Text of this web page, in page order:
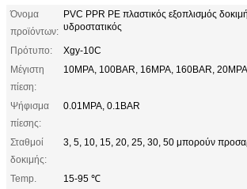
Όνομα
προϊόντων:
PVC PPR PE πλαστικός εξοπλισμός
υδροστατικός
Πρότυπο:
Xgy-10C
Μέγιστη
πίεση:
10MPA, 100BAR, 16MPA, 160BAR,
Ψήφισμα
πίεσης:
0.01MPA, 0.1BAR
Σταθμοί
δοκιμής:
3, 5, 10, 15, 20, 25, 30, 50 μπορούν
Temp.
15-95 ℃